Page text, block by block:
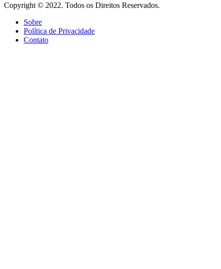
Copyright © 2022. Todos os Direitos Reservados.
Sobre
Política de Privacidade
Contato